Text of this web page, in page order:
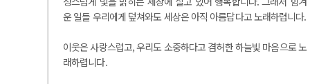
운 일들 우리에게 덮쳐와도 세상은 아직 아름답다고 노래하렵니다.
이웃은 사랑스럽고, 우리도 소중하다고 겸허한 하늘빛 마음으로 노
래하렵니다.